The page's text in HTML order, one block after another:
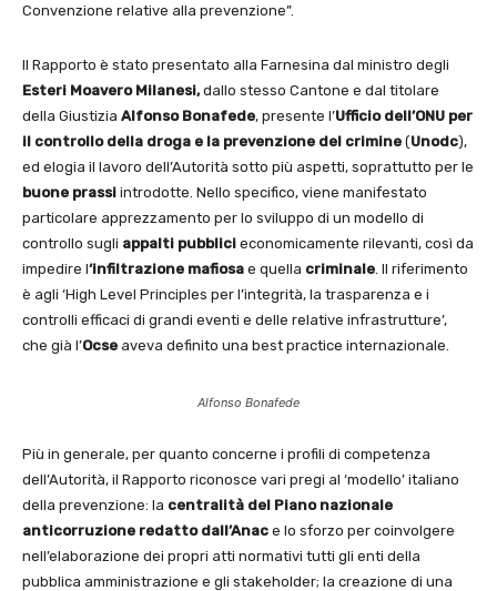
Convenzione relative alla prevenzione”.
Il Rapporto è stato presentato alla Farnesina dal ministro degli
Esteri Moavero Milanesi,dallo stesso Cantone e dal titolare
della Giustizia Alfonso Bonafede, presente l’Ufficio dell’ONU per
il controllo della droga e la prevenzione del crimine (Unodc),
ed elogia il lavoro dell’Autorità sotto più aspetti, soprattutto per le
buone prassi introdotte. Nello specifico, viene manifestato
particolare apprezzamento per lo sviluppo di un modello di
controllo sugli appalti pubblici economicamente rilevanti, così da
impedire l‘infiltrazione mafiosa e quella criminale. Il riferimento
è agli ‘High Level Principles per l’integrità, la trasparenza e i
controlli efficaci di grandi eventi e delle relative infrastrutture’,
che già l’Ocse aveva definito una best practice internazionale.
Alfonso Bonafede
Più in generale, per quanto concerne i profili di competenza
dell’Autorità, il Rapporto riconosce vari pregi al ‘modello’ italiano
della prevenzione: la centralità del Piano nazionale
anticorruzione redatto dall’Anac e lo sforzo per coinvolgere
nell’elaborazione dei propri atti normativi tutti gli enti della
pubblica amministrazione e gli stakeholder; la creazione di una